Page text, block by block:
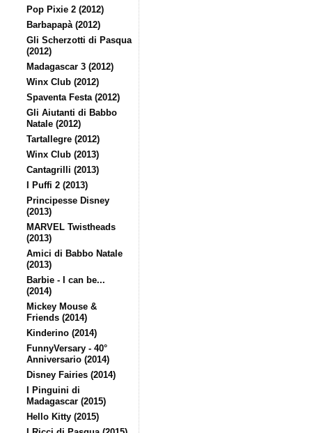
Pop Pixie 2 (2012)
Barbapapà (2012)
Gli Scherzotti di Pasqua
(2012)
Madagascar 3 (2012)
Winx Club (2012)
Spaventa Festa (2012)
Gli Aiutanti di Babbo
Natale (2012)
Tartallegre (2012)
Winx Club (2013)
Cantagrilli (2013)
I Puffi 2 (2013)
Principesse Disney
(2013)
MARVEL Twistheads
(2013)
Amici di Babbo Natale
(2013)
Barbie - I can be...
(2014)
Mickey Mouse &
Friends (2014)
Kinderino (2014)
FunnyVersary - 40°
Anniversario (2014)
Disney Fairies (2014)
I Pinguini di
Madagascar (2015)
Hello Kitty (2015)